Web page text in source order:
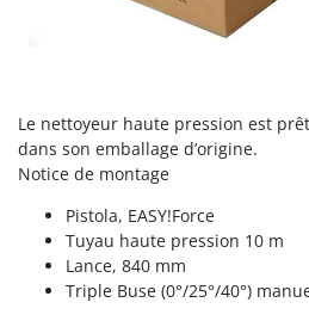
Rover Pompe
S
S.T.P.
Sbaraglia
Schnitzer
Seven Italy
Le nettoyeur haute pression est
dans son emballage d’origine.
Notice de montage
Pistola, EASY!Force
Tuyau haute pression 10 m
Lance, 840 mm
Triple Buse (0°/25°/40°)